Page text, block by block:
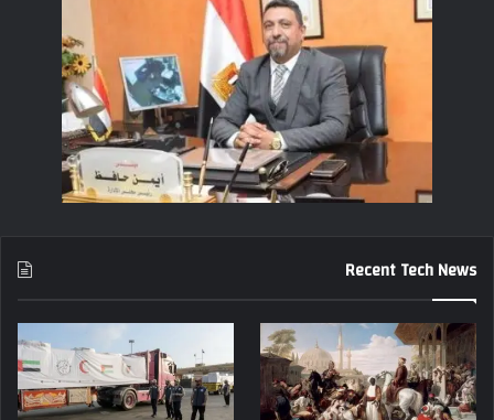
Recent Tech News